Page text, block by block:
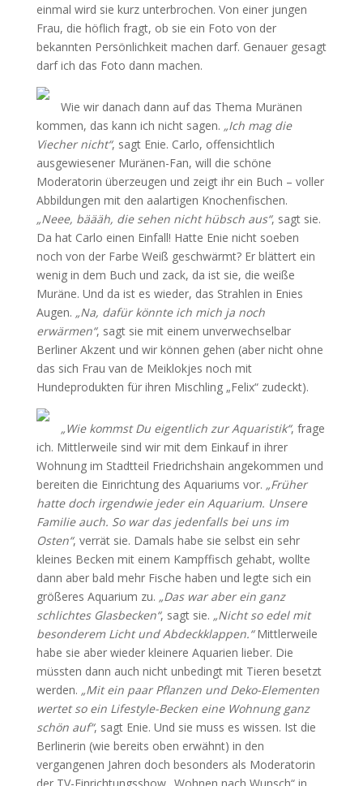
einmal wird sie kurz unterbrochen. Von einer jungen
Frau, die höflich fragt, ob sie ein Foto von der
bekannten Persönlichkeit machen darf. Genauer gesagt
darf ich das Foto dann machen.
Wie wir danach dann auf das Thema Muränen
kommen, das kann ich nicht sagen. „Ich mag die
Viecher nicht“, sagt Enie. Carlo, offensichtlich
ausgewiesener Muränen-Fan, will die schöne
Moderatorin überzeugen und zeigt ihr ein Buch – voller
Abbildungen mit den aalartigen Knochenfischen.
„Neee, bäääh, die sehen nicht hübsch aus“, sagt sie.
Da hat Carlo einen Einfall! Hatte Enie nicht soeben
noch von der Farbe Weiß geschwärmt? Er blättert ein
wenig in dem Buch und zack, da ist sie, die weiße
Muräne. Und da ist es wieder, das Strahlen in Enies
Augen. „Na, dafür könnte ich mich ja noch
erwärmen“, sagt sie mit einem unverwechselbar
Berliner Akzent und wir können gehen (aber nicht ohne
das sich Frau van de Meiklokjes noch mit
Hundeprodukten für ihren Mischling „Felix“ zudeckt).
„Wie kommst Du eigentlich zur Aquaristik“, frage
ich. Mittlerweile sind wir mit dem Einkauf in ihrer
Wohnung im Stadtteil Friedrichshain angekommen und
bereiten die Einrichtung des Aquariums vor. „Früher
hatte doch irgendwie jeder ein Aquarium. Unsere
Familie auch. So war das jedenfalls bei uns im
Osten“, verrät sie. Damals habe sie selbst ein sehr
kleines Becken mit einem Kampffisch gehabt, wollte
dann aber bald mehr Fische haben und legte sich ein
größeres Aquarium zu. „Das war aber ein ganz
schlichtes Glasbecken“, sagt sie. „Nicht so edel mit
besonderem Licht und Abdeckklappen.“Mittlerweile
habe sie aber wieder kleinere Aquarien lieber. Die
müssten dann auch nicht unbedingt mit Tieren besetzt
werden. „Mit ein paar Pflanzen und Deko-Elementen
wertet so ein Lifestyle-Becken eine Wohnung ganz
schön auf“, sagt Enie. Und sie muss es wissen. Ist die
Berlinerin (wie bereits oben erwähnt) in den
vergangenen Jahren doch besonders als Moderatorin